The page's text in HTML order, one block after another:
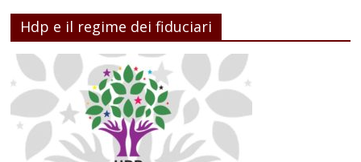
Hdp e il regime dei fiduciari